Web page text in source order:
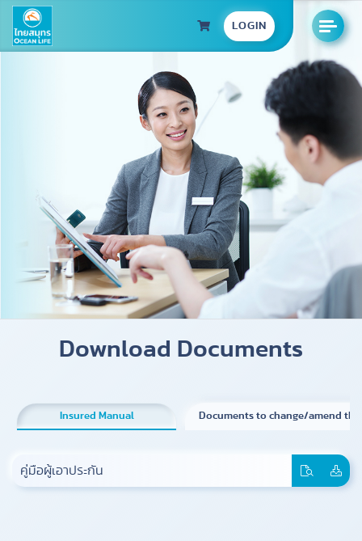
LOGIN
Download Documents
Insured Manual Documents to change/amend
คู่มือผู้เอาประกัน